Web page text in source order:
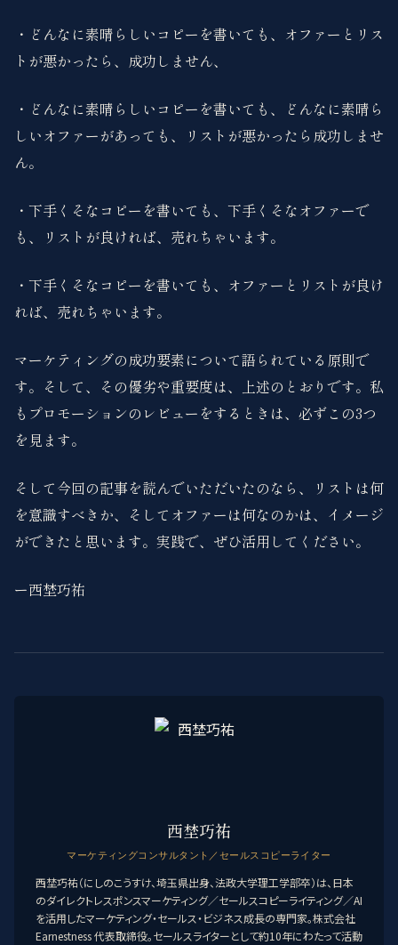
・どんなに素晴らしいコピーを書いても、オファーとリス
トが悪かったら、成功しません、
・どんなに素晴らしいコピーを書いても、どんなに素晴ら
しいオファーがあっても、リストが悪かったら成功しませ
ん。
・下手くそなコピーを書いても、下手くそなオファーで
も、リストが良ければ、売れちゃいます。
・下手くそなコピーを書いても、オファーとリストが良け
れば、売れちゃいます。
マーケティングの成功要素について語られている原則で
す。そして、その優劣や重要度は、上述のとおりです。私
もプロモーションのレビューをするときは、必ずこの3つ
を見ます。
そして今回の記事を読んでいただいたのなら、リストは何
を意識すべきか、そしてオファーは何なのかは、イメージ
ができたと思います。実践で、ぜひ活用してください。
ー西埜巧祐
西埜巧祐
マーケティングコンサルタント／セールスコピーライター
西埜巧祐（にしのこうすけ、埼玉県出身、法政大学理工学部卒）は、日本
のダイレクトレスポンスマーケティング／セールスコピーライティング／AI
を活用したマーケティング・セールス・ビジネス成長の専門家。株式会社
Earnestness 代表取締役。セールスライターとして約10年にわたって活動